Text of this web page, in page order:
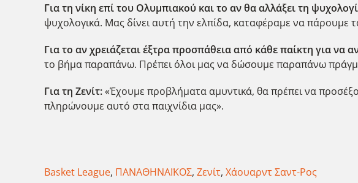
Για τη νίκη επί του Ολυμπιακού και το αν θα αλλάξει τη
ψυχολογικά. Μας δίνει αυτή την ελπίδα, καταφέραμε να πάρουμε
Για το αν χρειάζεται έξτρα προσπάθεια από κάθε παίκτη για να
το βήμα παραπάνω. Πρέπει όλοι μας να δώσουμε παραπάνω
Για τη Ζενίτ:«Έχουμε προβλήματα αμυντικά, θα πρέπει να
πληρώνουμε αυτό στα παιχνίδια μας».
Basket League, ΠΑΝΑΘΗΝΑΪΚΟΣ, Ζενίτ, Χάουαρντ Σαντ-Ρος